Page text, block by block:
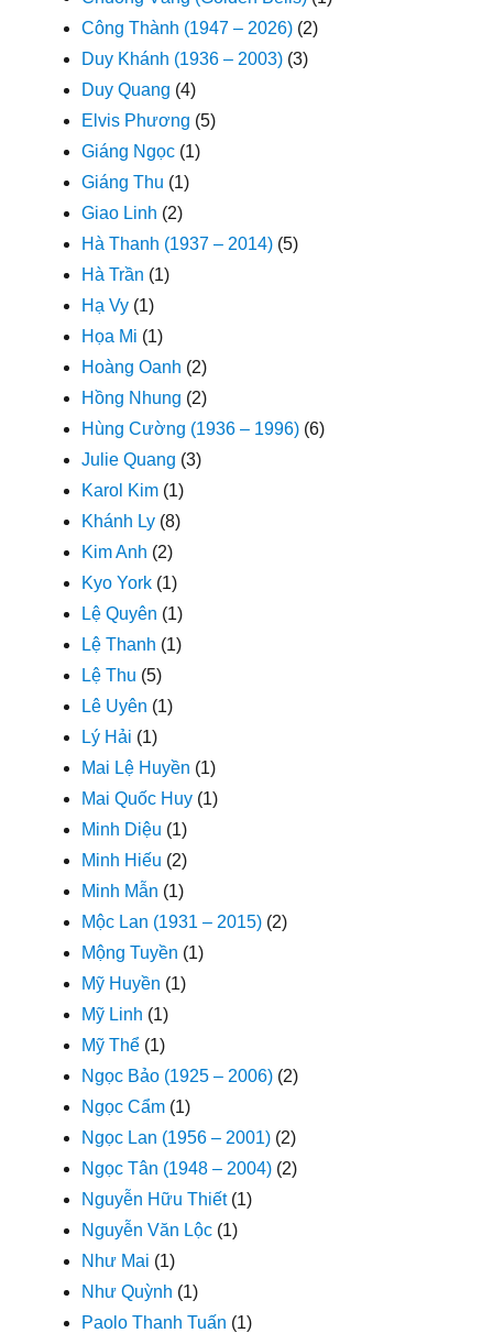
Công Thành (1947 – 2026) (2)
Duy Khánh (1936 – 2003) (3)
Duy Quang (4)
Elvis Phương (5)
Giáng Ngọc (1)
Giáng Thu (1)
Giao Linh (2)
Hà Thanh (1937 – 2014) (5)
Hà Trần (1)
Hạ Vy (1)
Họa Mi (1)
Hoàng Oanh (2)
Hồng Nhung (2)
Hùng Cường (1936 – 1996) (6)
Julie Quang (3)
Karol Kim (1)
Khánh Ly (8)
Kim Anh (2)
Kyo York (1)
Lệ Quyên (1)
Lệ Thanh (1)
Lệ Thu (5)
Lê Uyên (1)
Lý Hải (1)
Mai Lệ Huyền (1)
Mai Quốc Huy (1)
Minh Diệu (1)
Minh Hiếu (2)
Minh Mẫn (1)
Mộc Lan (1931 – 2015) (2)
Mộng Tuyền (1)
Mỹ Huyền (1)
Mỹ Linh (1)
Mỹ Thể (1)
Ngọc Bảo (1925 – 2006) (2)
Ngọc Cẩm (1)
Ngọc Lan (1956 – 2001) (2)
Ngọc Tân (1948 – 2004) (2)
Nguyễn Hữu Thiết(1)
Nguyễn Văn Lộc (1)
Như Mai (1)
Như Quỳnh (1)
Paolo Thanh Tuấn (1)